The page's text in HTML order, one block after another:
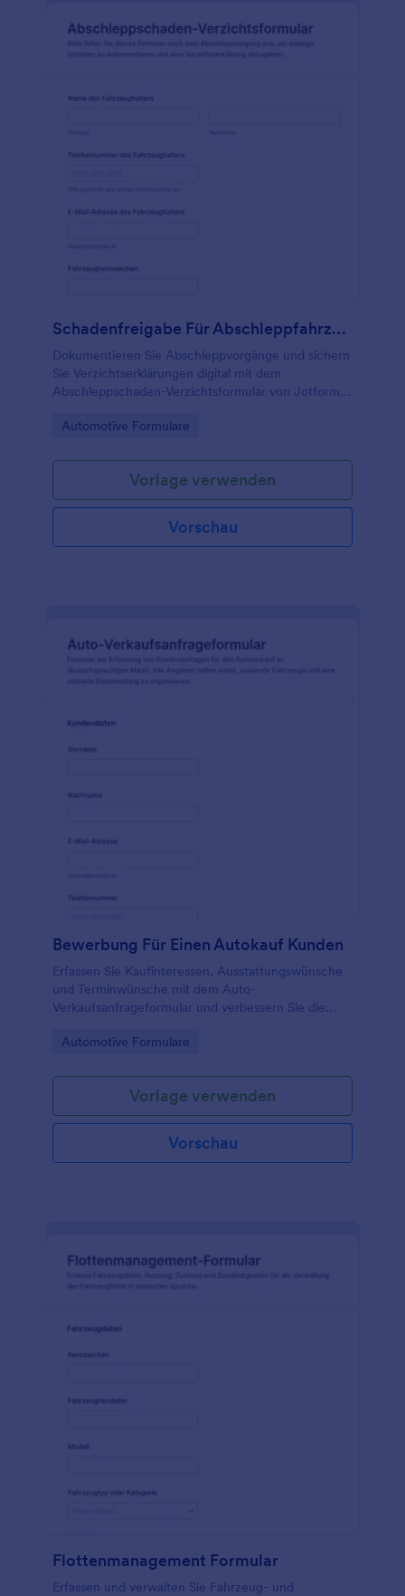
Schadenfreigabe Für Abschleppfahrzeug Und Bergungseinsätze Waiver
Dokumentieren Sie Abschleppvorgänge und sichern
Sie Verzichtserklärungen digital mit dem
Abschleppschaden-Verzichtsformular von Jotform,
Fuhrparkbetreiber.
Go to Category:
Automotive Formulare
Vorlage verwenden
Vorschau
Bewerbung Für Einen Autokauf Kunden
Erfassen Sie Kaufinteressen, Ausstattungswünsche
und Terminwünsche mit dem Auto-
Verkaufsanfrageformular und verbessern Sie die
mit Jotform.
Go to Category:
Automotive Formulare
Vorlage verwenden
Vorschau
Flottenmanagement Formular
Erfassen und verwalten Sie Fahrzeug- und